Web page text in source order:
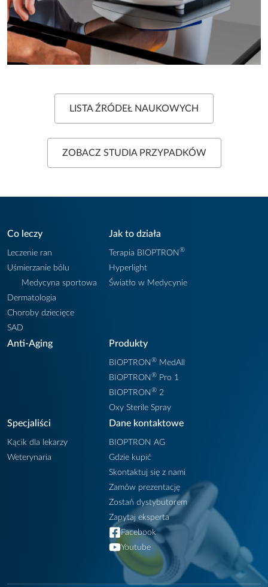
LISTA ŹRÓDEŁ NAUKOWYCH
ZOBACZ STUDIA PRZYPADKÓW
Co leczy
Leczenie ran
Uśmierzanie bólu
Medycyna sportowa
Dermatologia
Choroby dziecięce
SAD
Jak to działa
Terapia BIOPTRON®
Hyperlight
Światło w Medycynie
Anti-Aging Produkty
BIOPTRON®MedAll
BIOPTRON®Pro 1
BIOPTRON®2
Oxy Sterile Spray
Specjaliści
Kącik dla lekarzy
Weterynaria
Dane kontaktowe
BIOPTRON AG
Gdzie kupić
Skontaktuj się z nami
Zamów prezentację
Zostań dystybutorem
Zapytaj eksperta
Facebook
Youtube